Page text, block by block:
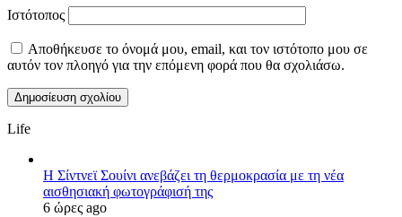
Ιστότοπος
Αποθήκευσε το όνομά μου, email, και τον ιστότοπο μου σε
αυτόν τον πλοηγό για την επόμενη φορά που θα σχολιάσω.
Life
Η Σίντνεϊ Σουίνι ανεβάζει τη θερμοκρασία με τη νέα
αισθησιακή φωτογράφισή της
6 ώρες ago